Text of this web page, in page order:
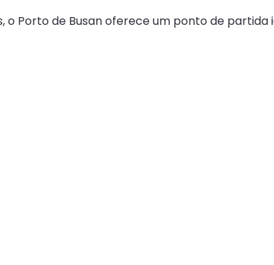
Porto de Busan oferece um ponto de